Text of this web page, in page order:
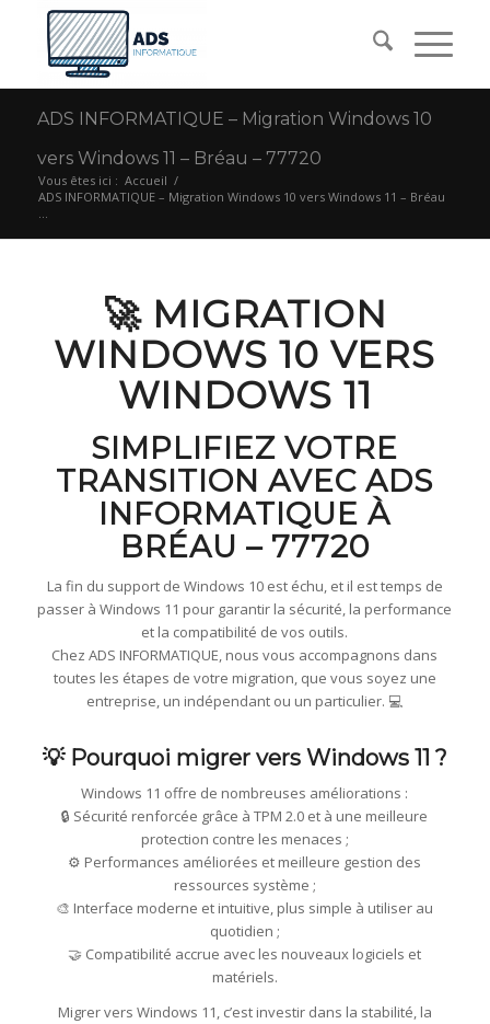
ADS INFORMATIQUE – Migration Windows 10
vers Windows 11 – Bréau – 77720
Vous êtes ici : Accueil /
ADS INFORMATIQUE – Migration Windows 10 vers Windows 11 – Bréau
...
🚀 MIGRATION
WINDOWS 10 VERS
WINDOWS 11
SIMPLIFIEZ VOTRE
TRANSITION AVEC ADS
INFORMATIQUE À
BRÉAU – 77720
La fin du support de Windows 10 est échu, et il est temps de
passer à Windows 11 pour garantir la sécurité, la performance
et la compatibilité de vos outils.
Chez ADS INFORMATIQUE, nous vous accompagnons dans
toutes les étapes de votre migration, que vous soyez une
entreprise, un indépendant ou un particulier. 💻
💡 Pourquoi migrer vers Windows 11 ?
Windows 11 offre de nombreuses améliorations :
🔒 Sécurité renforcée grâce à TPM 2.0 et à une meilleure
protection contre les menaces ;
⚙️ Performances améliorées et meilleure gestion des
ressources système ;
🎨 Interface moderne et intuitive, plus simple à utiliser au
quotidien ;
🤝 Compatibilité accrue avec les nouveaux logiciels et
matériels.
Migrer vers Windows 11, c’est investir dans la stabilité, la